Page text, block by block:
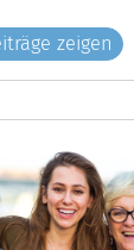
zeigen